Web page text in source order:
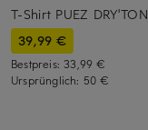
T-Shirt PUEZ DRY'TON
39,99 €
Bestpreis:33,99 €
Ursprünglich: 50 €